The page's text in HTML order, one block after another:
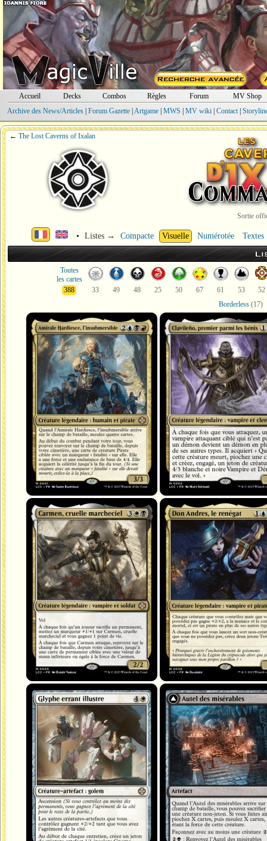
Accueil Decks Combos Règles Forum
MV Shop
Archive des News/Articles| Forum Gazette| Artgame| MWS MV wiki| Contact|
← The Lost Caverns of Ixalan
Sortie
• Listes → Compacte Visuelle Numérotée Textes
Toutes
les cartes
388
33 49 48 25 50 67 61 53
52
Borderless (17)
Amirale Hardiesce, l'insubmersible Clavileño, premier parmi les bénis
Carmen, cruelle marcheciel Don Andres, le renégat
Glyphe errant illustre
Autel des misérables
Masse d'ossements misérable